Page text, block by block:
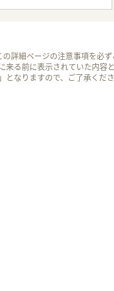
詳細ページの注意事項を必ず
来る前に表示されていた内容
となりますので、ご了承くださ